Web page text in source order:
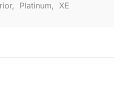
, Platinum, XE